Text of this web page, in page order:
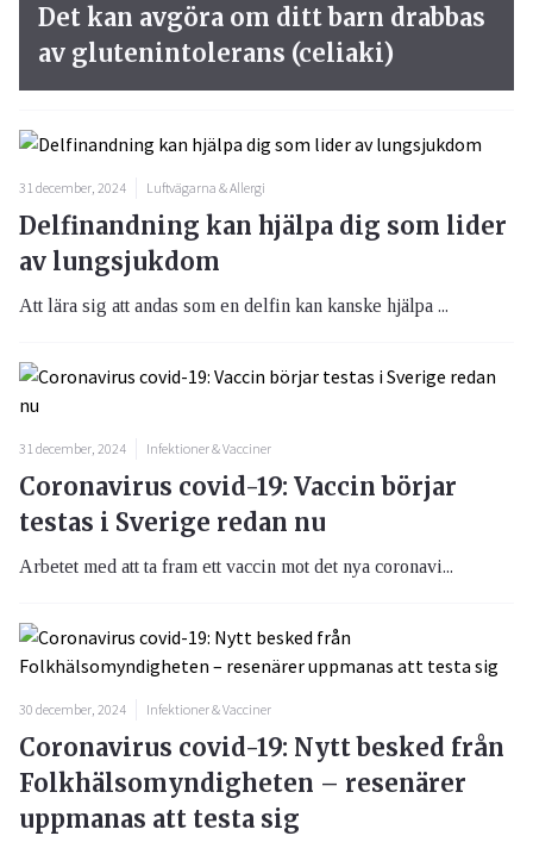
Det kan avgöra om ditt barn drabbas
av glutenintolerans (celiaki)
31 december, 2024 Luftvägarna & Allergi
Delfinandning kan hjälpa dig som lider
av lungsjukdom
Att lära sig att andas som en delfin kan kanske hjälpa ...
31 december, 2024 Infektioner & Vacciner
Coronavirus covid-19: Vaccin börjar
testas i Sverige redan nu
Arbetet med att ta fram ett vaccin mot det nya coronavi...
30 december, 2024 Infektioner & Vacciner
Coronavirus covid-19: Nytt besked från
Folkhälsomyndigheten – resenärer
uppmanas att testa sig